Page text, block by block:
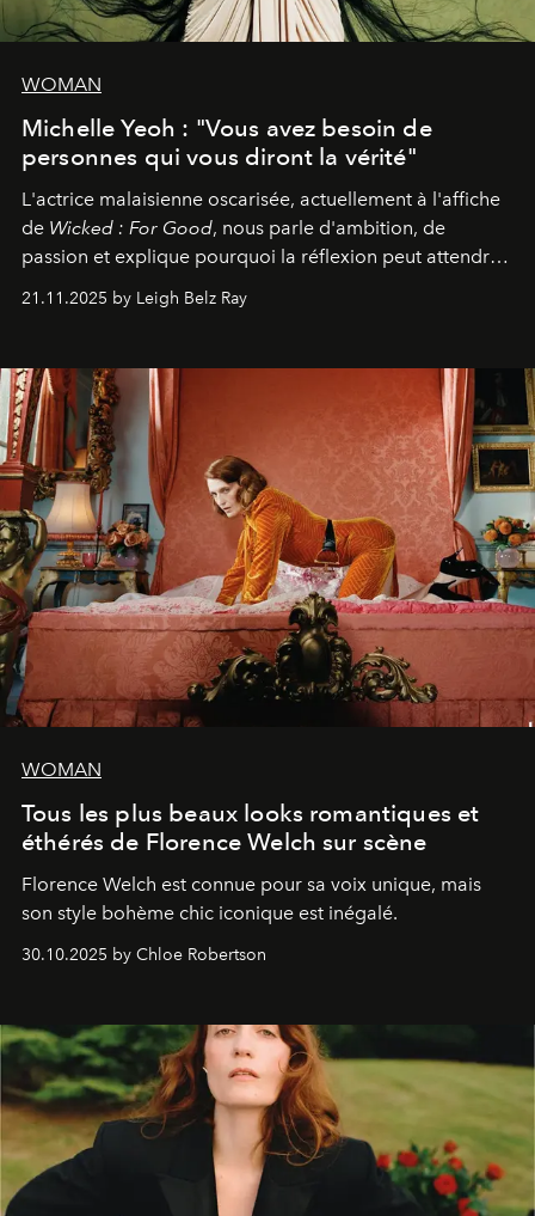
WOMAN
Michelle Yeoh : "Vous avez besoin de
personnes qui vous diront la vérité"
L'actrice malaisienne oscarisée, actuellement à l'affiche
de Wicked : For Good, nous parle d'ambition, de
passion et explique pourquoi la réflexion peut attendre.
Elle avoue :
"C'est libérateur d'interpréter un
personnage qui dit : 'C'est mon désir, mon ambition, ma
21.11.2025 by Leigh Belz Ray
WOMAN
Tous les plus beaux looks romantiques et
éthérés de Florence Welch sur scène
Florence Welch est connue pour sa voix unique, mais
son style bohème chic iconique est inégalé.
30.10.2025 by Chloe Robertson